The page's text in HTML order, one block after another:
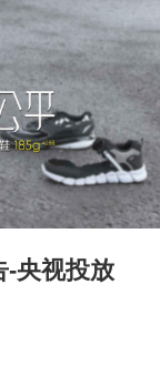
-央视投放